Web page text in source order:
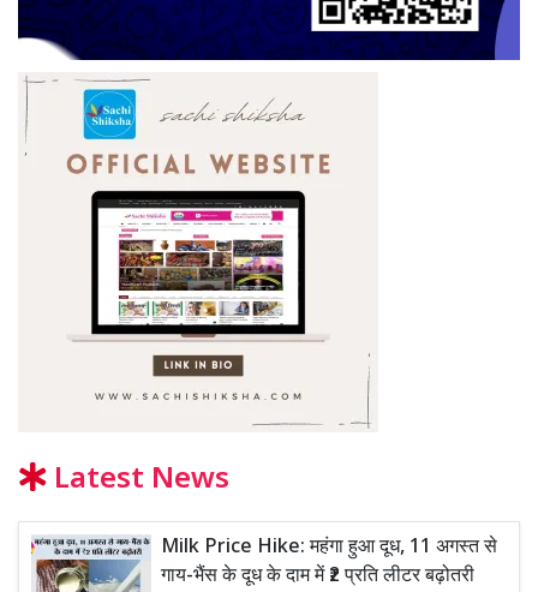
Latest News
Milk Price Hike: महंगा हुआ दूध, 11 अगस्त से
गाय-भैंस के दूध के दाम में ₹2 प्रति लीटर बढ़ोतरी